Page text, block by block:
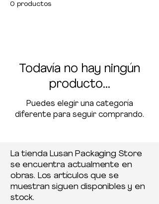
0 productos
Todavía no hay ningún
producto...
Puedes elegir una categoría
diferente para seguir comprando.
La tienda Lusan Packaging Store
se encuentra actualmente en
obras. Los artículos que se
muestran siguen disponibles y en
stock.